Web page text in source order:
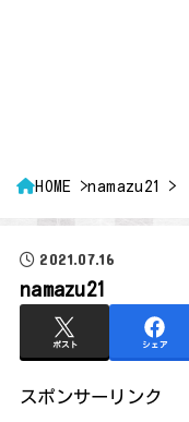
HOME namazu21
2021.07.16
namazu21
ポスト シェア
スポンサーリンク